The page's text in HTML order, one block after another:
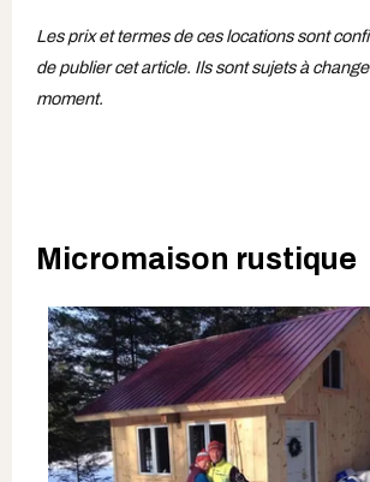
Les prix et termes de ces locations sont
de publier cet article. Ils sont sujets à
moment.
Micromaison rustique